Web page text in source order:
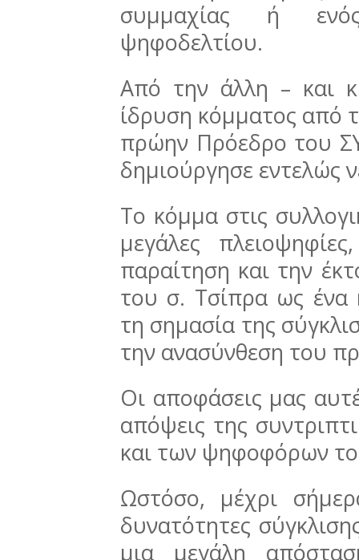
συμμαχίας ή
ψηφοδελτίου.
Από την άλλη – και
ίδρυση κόμματος από
πρώην Πρόεδρο του
δημιούργησε εντελώς
Το κόμμα στις
μεγάλες
παραίτηση και την
του σ. Τσίπρα ως ένα
τη σημασία της
την ανασύνθεση του
Οι αποφάσεις μας
απόψεις της
και των ψηφοφόρων
Ωστόσο, μέχρι
δυνατότητες
μια μεγάλη